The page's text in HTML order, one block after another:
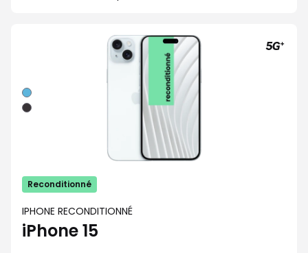
Bleu
Noir
Reconditionné
IPHONE RECONDITIONNÉ
iPhone 15